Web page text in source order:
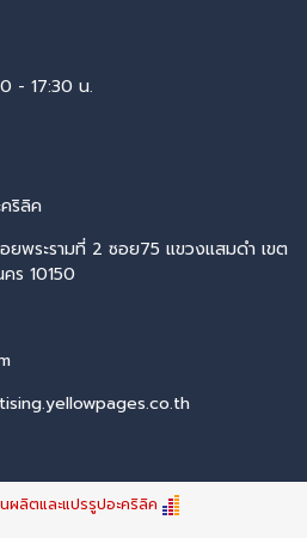
- 17:30 น.
ริลิค
ยพระรามที่ 2 ซอย75 แขวงแสมดำ เขต
ร 10150
ผลิตและแปรรูปอะคริลิค